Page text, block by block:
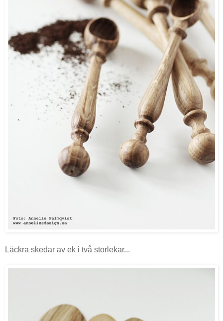
Läckra skedar av ek i två storlekar...